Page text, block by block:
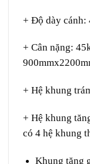
+ Độ dày cánh:
+ Cân nặng:
+ Hệ khung
+ Hệ khung
có 4 hệ khung
Khung tăng